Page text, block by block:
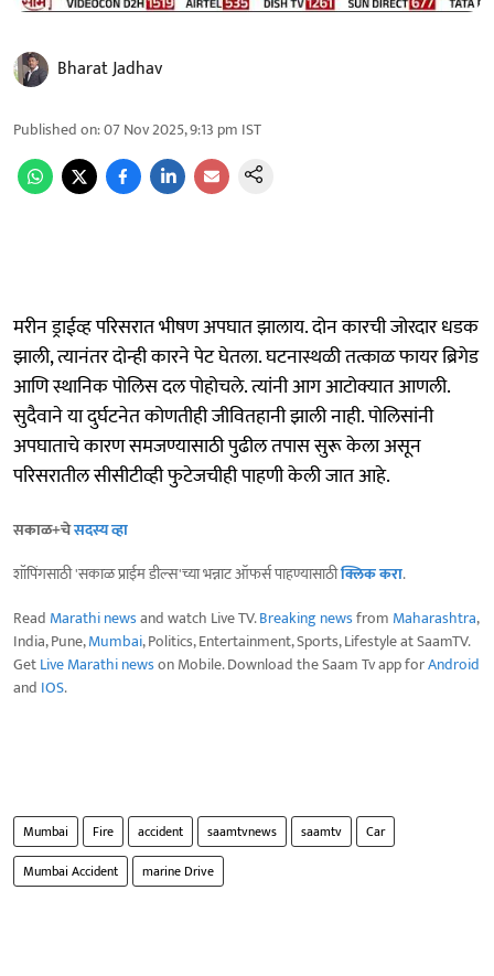
Bharat Jadhav
Published on:07 Nov 2025, 9:13 pm IST
मरीन ड्राईव्ह परिसरात भीषण अपघात झालाय. दोन कारची जोरदार धडक
झाली, त्यानंतर दोन्ही कारने पेट घेतला. घटनास्थळी तत्काळ फायर ब्रिगेड
आणि स्थानिक पोलिस दल पोहोचले. त्यांनी आग आटोक्यात आणली.
सुदैवाने या दुर्घटनेत कोणतीही जीवितहानी झाली नाही. पोलिसांनी
अपघाताचे कारण समजण्यासाठी पुढील तपास सुरू केला असून
परिसरातील सीसीटीव्ही फुटेजचीही पाहणी केली जात आहे.
सकाळ+चेसदस्य व्हा
शॉपिंगसाठी 'सकाळ प्राईम डील्स'च्या भन्नाट ऑफर्स पाहण्यासाठीक्लिक करा.
Read Marathi newsand watch Live TV.Breaking newsfrom Maharashtra,
India, Pune,Mumbai, Politics, Entertainment, Sports, Lifestyle at SaamTV.
GetLive Marathi newson Mobile. Download the Saam Tv app forAndroid
and IOS.
Mumbai Fire accident saamtvnews saamtv
Car
Mumbai Accident
marine Drive